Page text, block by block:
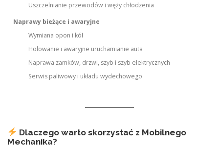
Uszczelnianie przewodów i węży chłodzenia
Naprawy bieżące i awaryjne
Wymiana opon i kół
Holowanie i awaryjne uruchamianie auta
Naprawa zamków, drzwi, szyb i szyb elektrycznych
Serwis paliwowy i układu wydechowego
Dlaczego warto skorzystać z Mobilnego
Mechanika?